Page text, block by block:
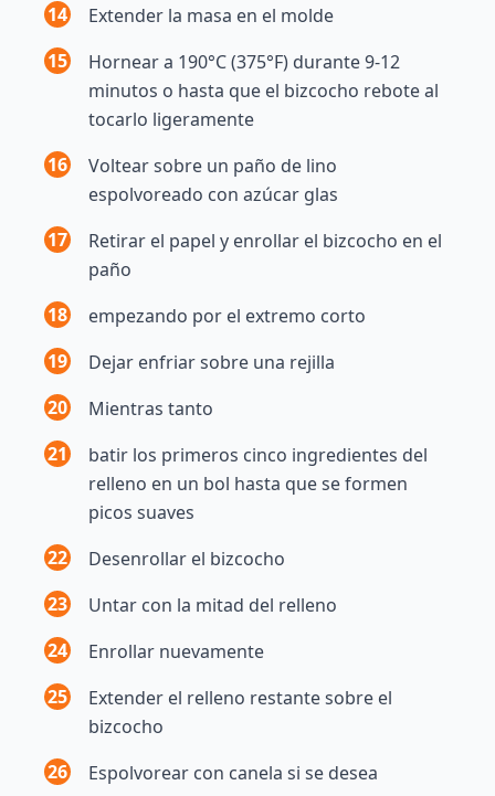
14
Extender la masa en el molde
15
Hornear a 190°C (375°F) durante 9-12
minutos o hasta que el bizcocho rebote al
tocarlo ligeramente
16
Voltear sobre un paño de lino
espolvoreado con azúcar glas
17
Retirar el papel y enrollar el bizcocho en el
paño
18
empezando por el extremo corto
19
Dejar enfriar sobre una rejilla
20
Mientras tanto
21
batir los primeros cinco ingredientes del
relleno en un bol hasta que se formen
picos suaves
22
Desenrollar el bizcocho
23
Untar con la mitad del relleno
24
Enrollar nuevamente
25
Extender el relleno restante sobre el
bizcocho
26
Espolvorear con canela si se desea